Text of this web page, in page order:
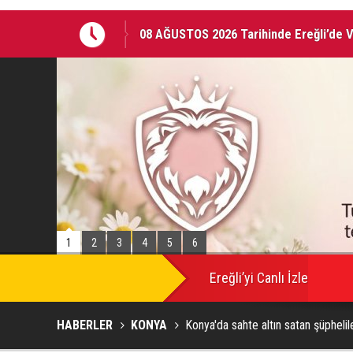
08 AĞUSTOS 2026 Tarihinde Ereğli’de
Ereğli Kaymakam Genel, Genç
1 2 3 4 5 6
Ereğli’yi Canlı İzle
HABERLER KONYA Konya'da sahte altın satan